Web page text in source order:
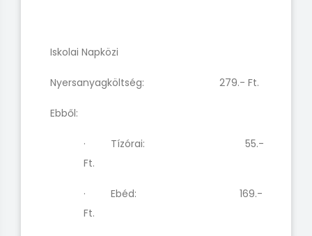
Iskolai Napközi
Nyersanyagköltség: 279.- Ft.
Ebből:
· Tízórai: 55.-
Ft.
· Ebéd: 169.-
Ft.